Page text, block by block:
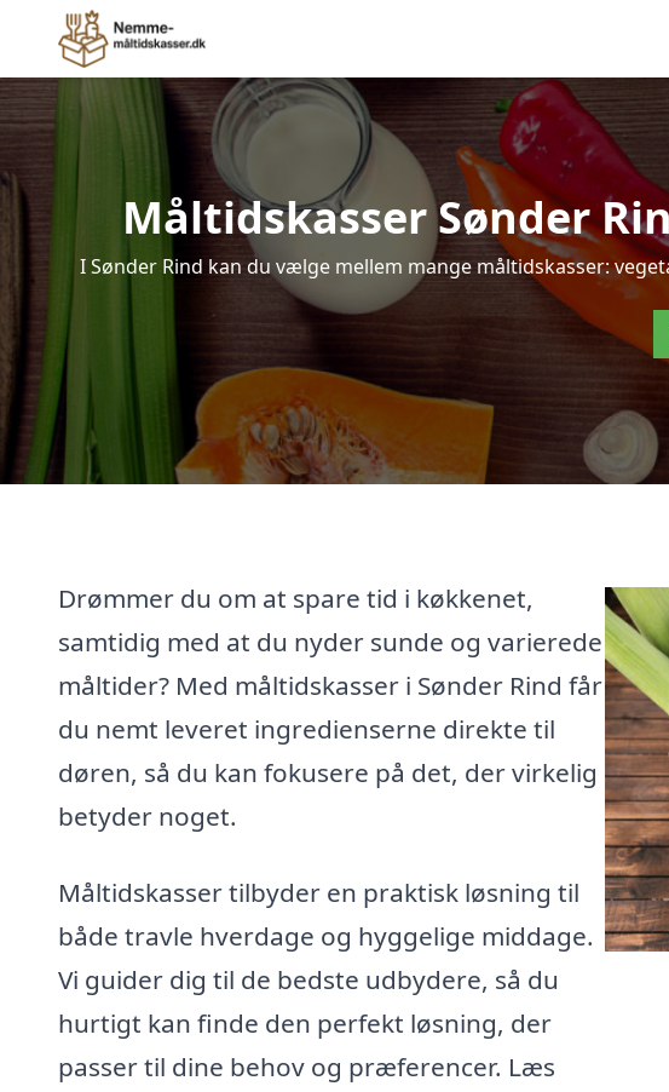
Måltidskasser Sønder
I Sønder Rind kan du vælge mellem mange måltidskasser:
Drømmer du om at spare tid i køkkenet,
samtidig med at du nyder sunde og varierede
måltider? Med måltidskasser i Sønder Rind får
du nemt leveret ingredienserne direkte til
døren, så du kan fokusere på det, der virkelig
betyder noget.
Måltidskasser tilbyder en praktisk løsning til
både travle hverdage og hyggelige middage.
Vi guider dig til de bedste udbydere, så du
hurtigt kan finde den perfekt løsning, der
passer til dine behov og præferencer. Læs